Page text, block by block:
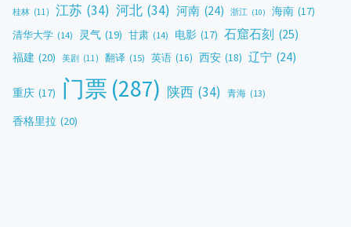
桂林 (11) 江苏 (34) 河北 (34) 河南 (24) 浙江 (10) 海南 (17)
清华大学 (14) 灵气 (19) 甘肃 (14) 电影 (17) 石窟石刻 (25)
福建 (20) 美剧 (11) 翻译 (15) 英语 (16) 西安 (18) 辽宁 (24)
重庆 (17) 门票 (287) 陕西 (34) 青海 (13)
香格里拉 (20)